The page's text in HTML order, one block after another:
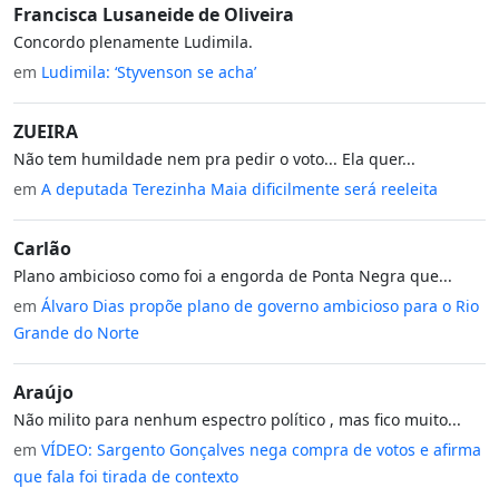
Francisca Lusaneide de Oliveira
Concordo plenamente Ludimila.
em Ludimila: ‘Styvenson se acha’
ZUEIRA
Não tem humildade nem pra pedir o voto... Ela quer...
em A deputada Terezinha Maia dificilmente será reeleita
Carlão
Plano ambicioso como foi a engorda de Ponta Negra que...
em Álvaro Dias propõe plano de governo ambicioso para o Rio
Grande do Norte
Araújo
Não milito para nenhum espectro político , mas fico muito...
em VÍDEO: Sargento Gonçalves nega compra de votos e afirma
que fala foi tirada de contexto